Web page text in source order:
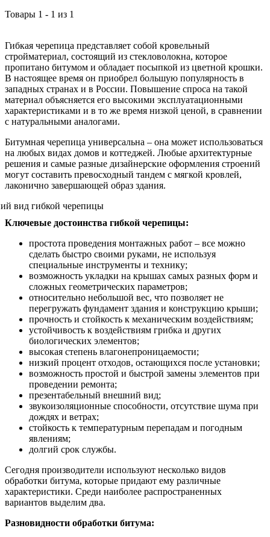
Товары 1 - 1 из 1
Гибкая черепица представляет собой кровельный
стройматериал, состоящий из стекловолокна, которое
пропитано битумом и обладает посыпкой из цветной крошки.
В настоящее время он приобрел большую популярность в
западных странах и в России. Повышение спроса на такой
материал объясняется его высокими эксплуатационными
характеристиками и в то же время низкой ценой, в сравнении
с натуральными аналогами.
Битумная черепица универсальна – она может использоваться
на любых видах домов и коттеджей. Любые архитектурные
решения и самые разные дизайнерские оформления строений
могут составить превосходный тандем с мягкой кровлей,
лаконично завершающей образ здания.
Ключевые достоинства гибкой черепицы:
простота проведения монтажных работ – все можно
сделать быстро своими руками, не используя
специальные инструменты и технику;
возможность укладки на крышах самых разных форм и
сложных геометрических параметров;
относительно небольшой вес, что позволяет не
перегружать фундамент здания и конструкцию крыши;
прочность и стойкость к механическим воздействиям;
устойчивость к воздействиям грибка и других
биологических элементов;
высокая степень влагонепроницаемости;
низкий процент отходов, остающихся после установки;
возможность простой и быстрой замены элементов при
проведении ремонта;
презентабельный внешний вид;
звукоизоляционные способности, отсутствие шума при
дождях и ветрах;
стойкость к температурным перепадам и погодным
явлениям;
долгий срок службы.
Сегодня производители используют несколько видов
обработки битума, которые придают ему различные
характеристики. Среди наиболее распространенных
вариантов выделим два.
Разновидности обработки битума: